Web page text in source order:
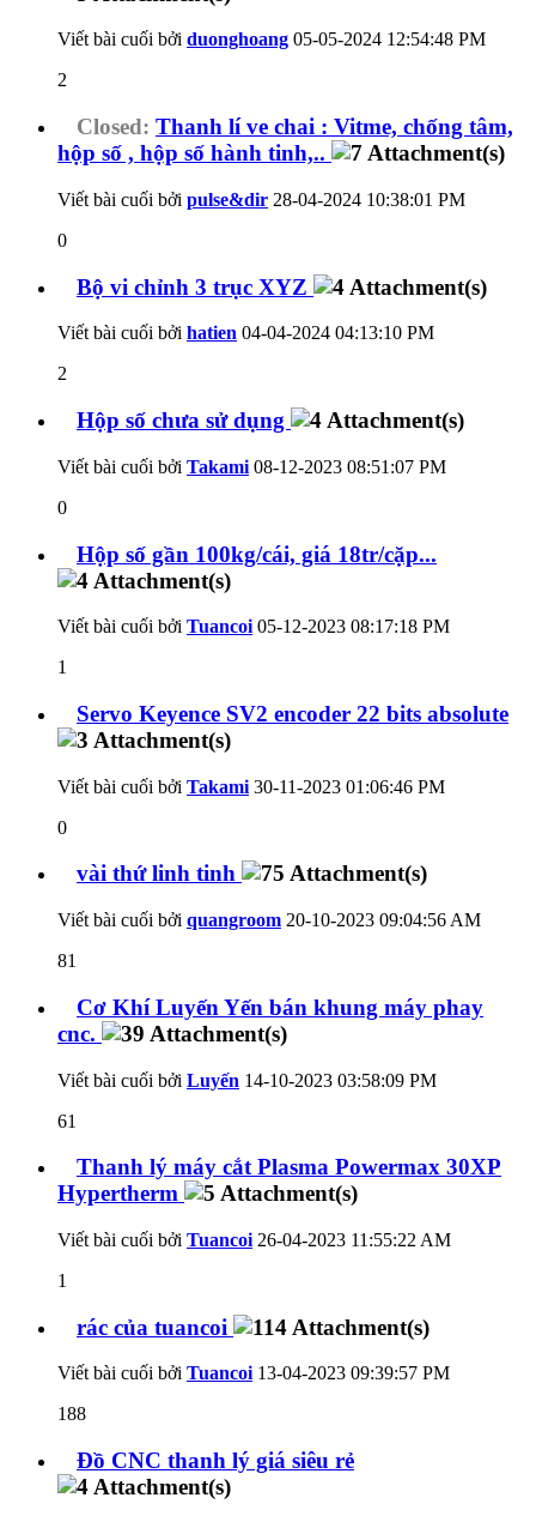
Viết bài cuối bởi duonghoang 05-05-2024 12:54:48 PM
2
Closed: Thanh lí ve chai : Vitme, chống tâm,
hộp số , hộp số hành tinh,..
Viết bài cuối bởi pulse&dir 28-04-2024 10:38:01 PM
0
Bộ vi chỉnh 3 trục XYZ
Viết bài cuối bởi hatien 04-04-2024 04:13:10 PM
2
Hộp số chưa sử dụng
Viết bài cuối bởi Takami 08-12-2023 08:51:07 PM
0
Hộp số gần 100kg/cái, giá 18tr/cặp...
Viết bài cuối bởi Tuancoi 05-12-2023 08:17:18 PM
1
Servo Keyence SV2 encoder 22 bits absolute
Viết bài cuối bởi Takami 30-11-2023 01:06:46 PM
0
vài thứ linh tinh
Viết bài cuối bởi quangroom 20-10-2023 09:04:56 AM
81
Cơ Khí Luyến Yến bán khung máy phay
cnc.
Viết bài cuối bởi Luyến 14-10-2023 03:58:09 PM
61
Thanh lý máy cắt Plasma Powermax 30XP
Hypertherm
Viết bài cuối bởi Tuancoi 26-04-2023 11:55:22 AM
1
rác của tuancoi
Viết bài cuối bởi Tuancoi13-04-2023 09:39:57 PM
188
Đồ CNC thanh lý giá siêu rẻ